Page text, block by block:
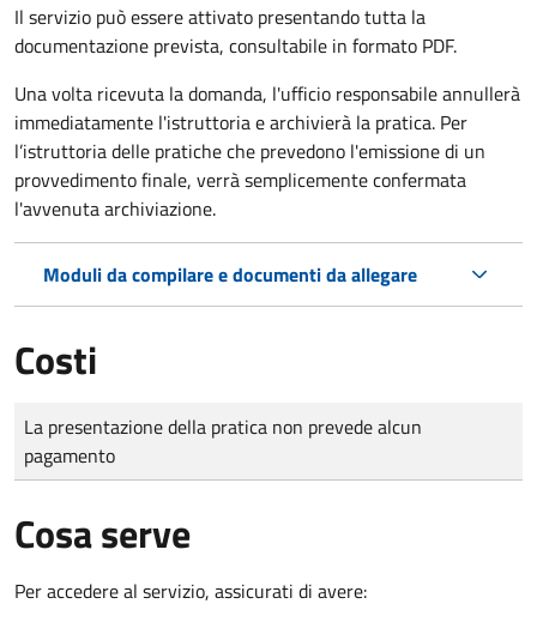
Il servizio può essere attivato presentando tutta la
documentazione prevista, consultabile in formato PDF.
Una volta ricevuta la domanda, l'ufficio responsabile annullerà
immediatamente l'istruttoria e archivierà la pratica. Per
l’istruttoria delle pratiche che prevedono l'emissione di un
provvedimento finale, verrà semplicemente confermata
l'avvenuta archiviazione.
Moduli da compilare e documenti da allegare
Costi
Tipo di pagamento
Importo
La presentazione della pratica non prevede alcun
pagamento
Cosa serve
Per accedere al servizio, assicurati di avere: